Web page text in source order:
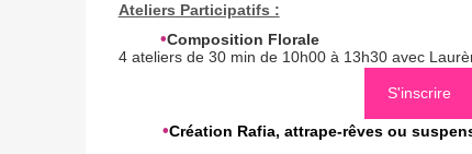
Ateliers Participatifs :
•Composition Florale
4 ateliers de 30 min de 10h00 à 13h30 avec
S'inscrire
•Création Rafia, attrape-rêves ou